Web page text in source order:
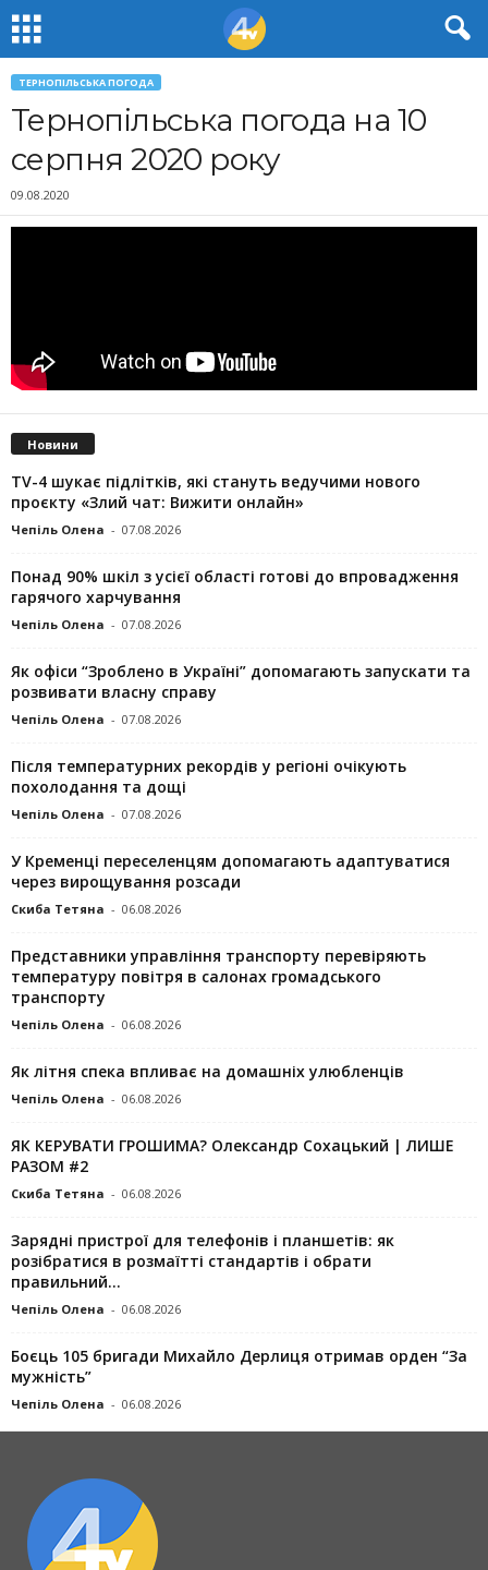
ТЕРНОПІЛЬСЬКА ПОГОДА
Тернопільська погода на 10
серпня 2020 року
09.08.2020
Новини
TV-4 шукає підлітків, які стануть ведучими нового
проєкту «Злий чат: Вижити онлайн»
Чепіль Олена - 07.08.2026
Понад 90% шкіл з усієї області готові до впровадження
гарячого харчування
Чепіль Олена - 07.08.2026
Як офіси “Зроблено в Україні” допомагають запускaти та
розвивати власну справу
Чепіль Олена - 07.08.2026
Після температурних рекордів у регіоні очікують
похолодання та дощі
Чепіль Олена - 07.08.2026
У Кременці переселенцям допомагають адаптуватися
через вирощування розсади
Скиба Тетяна - 06.08.2026
Представники управління транспорту перевіряють
температуру повітря в салонах громадського
транспорту
Чепіль Олена - 06.08.2026
Як літня спека впливає на домашніх улюбленців
Чепіль Олена - 06.08.2026
ЯК КЕРУВАТИ ГРОШИМА? Олександр Сохацький | ЛИШЕ
РАЗОМ #2
Скиба Тетяна - 06.08.2026
Зарядні пристрої для телефонів і планшетів: як
розібратися в розмаїтті стандартів і обрати
правильний...
Чепіль Олена - 06.08.2026
Боєць 105 бригади Михайло Дерлиця отримав орден “За
мужність”
Чепіль Олена - 06.08.2026